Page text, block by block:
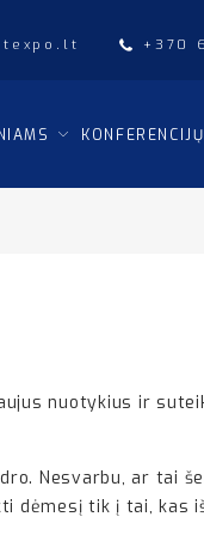
+370
nuotykius ir
Nesvarbu, ar tai
dėmesį tik į tai, kas